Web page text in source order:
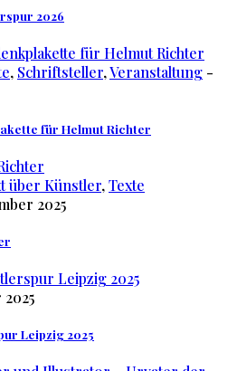
2026
, Schriftsteller,Veranstaltung -
für Helmut Richter
über Künstler,Texte
2025
Leipzig 2025